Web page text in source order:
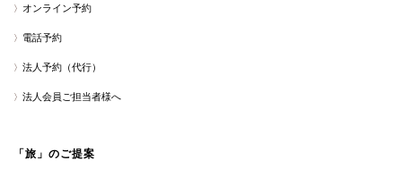
オンライン予約
電話予約
法人予約（代行）
法人会員ご担当者様へ
「旅」のご提案